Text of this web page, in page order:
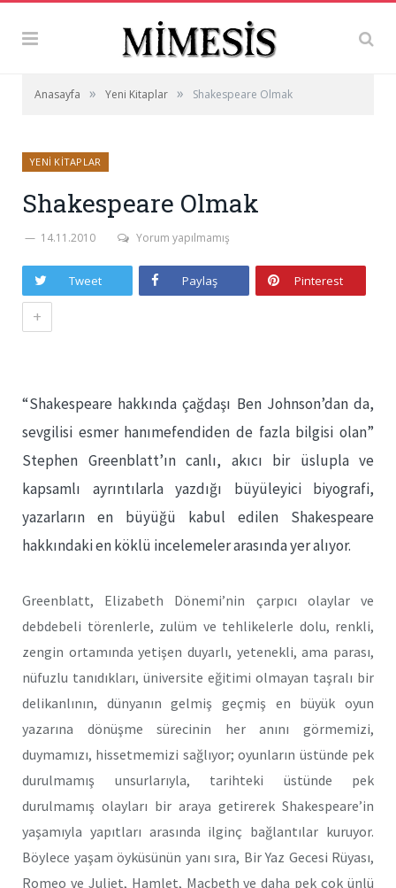
Anasayfa » Yeni Kitaplar » Shakespeare Olmak
YENI KITAPLAR
Shakespeare Olmak
14.11.2010 Yorum yapılmamış
Tweet Paylaş Pinterest
+
“Shakespeare hakkında çağdaşı Ben Johnson’dan da,
sevgilisi esmer hanımefendiden de fazla bilgisi olan”
Stephen Greenblatt’ın canlı, akıcı bir üslupla ve
kapsamlı ayrıntılarla yazdığı büyüleyici biyografi,
yazarların en büyüğü kabul edilen Shakespeare
hakkındaki en köklü incelemeler arasında yer alıyor.
Greenblatt, Elizabeth Dönemi’nin çarpıcı olaylar ve
debdebeli törenlerle, zulüm ve tehlikelerle dolu, renkli,
zengin ortamında yetişen duyarlı, yetenekli, ama parası,
nüfuzlu tanıdıkları, üniversite eğitimi olmayan taşralı bir
delikanlının, dünyanın gelmiş geçmiş en büyük oyun
yazarına dönüşme sürecinin her anını görmemizi,
duymamızı, hissetmemizi sağlıyor; oyunların üstünde pek
durulmamış unsurlarıyla, tarihteki üstünde pek
durulmamış olayları bir araya getirerek Shakespeare’in
yaşamıyla yapıtları arasında ilginç bağlantılar kuruyor.
Böylece yaşam öyküsünün yanı sıra, Bir Yaz Gecesi Rüyası,
Romeo ve Juliet, Hamlet, Macbeth ve daha pek çok ünlü